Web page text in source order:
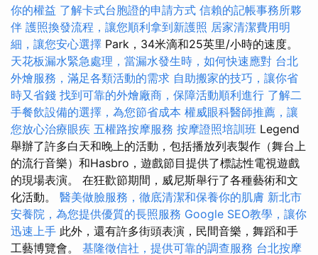
你的權益 了解卡式台胞證的申請方式 信賴的記帳事務所夥
伴 護照換發流程，讓您順利拿到新護照 居家清潔費用明
細，讓您安心選擇 Park，34米滴和25英里/小時的速度。
天花板漏水緊急處理，當漏水發生時，如何快速應對 台北
外燴服務，滿足各類活動的需求 自助搬家的技巧，讓你省
時又省錢 找到可靠的外燴廠商，保障活動順利進行 了解二
手餐飲設備的選擇，為您節省成本 權威眼科醫師推薦，讓
您放心治療眼疾 五權路按摩服務 按摩證照培訓班 Legend
舉辦了許多白天和晚上的活動，包括播放列表製作（舞台上
的流行音樂）和Hasbro，遊戲節目提供了標誌性電視遊戲
的現場表演。 在狂歡節期間，威尼斯舉行了各種藝術和文
化活動。 醫美做臉服務，徹底清潔和保養你的肌膚 新北市
安養院，為您提供優質的長照服務 Google SEO教學，讓你
迅速上手 此外，還有許多街頭表演，民間音樂，舞蹈和手
工藝博覽會。 基隆徵信社，提供可靠的調查服務 台北按摩